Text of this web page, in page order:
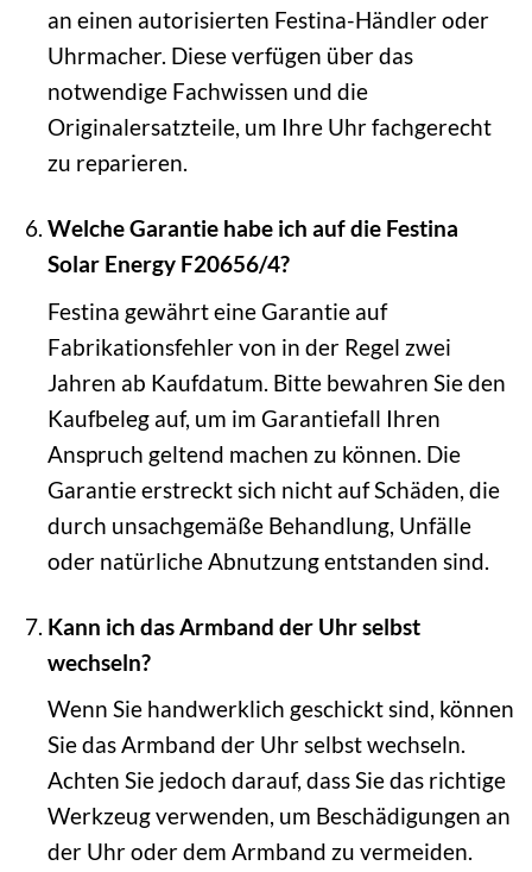
an einen autorisierten Festina-Händler oder
Uhrmacher. Diese verfügen über das
notwendige Fachwissen und die
Originalersatzteile, um Ihre Uhr fachgerecht
zu reparieren.
Welche Garantie habe ich auf die Festina
Solar Energy F20656/4?
Festina gewährt eine Garantie auf
Fabrikationsfehler von in der Regel zwei
Jahren ab Kaufdatum. Bitte bewahren Sie den
Kaufbeleg auf, um im Garantiefall Ihren
Anspruch geltend machen zu können. Die
Garantie erstreckt sich nicht auf Schäden, die
durch unsachgemäße Behandlung, Unfälle
oder natürliche Abnutzung entstanden sind.
Kann ich das Armband der Uhr selbst
wechseln?
Wenn Sie handwerklich geschickt sind, können
Sie das Armband der Uhr selbst wechseln.
Achten Sie jedoch darauf, dass Sie das richtige
Werkzeug verwenden, um Beschädigungen an
der Uhr oder dem Armband zu vermeiden.